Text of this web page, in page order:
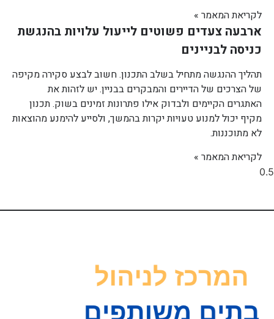
לקריאת המאמר »
ארבעה צעדים פשוטים לייעול עלויות בהנגשת
כניסה לבניינים
תהליך ההנגשה מתחיל בשלב התכנון. חשוב לבצע סקירה מקיפה
של הצרכים של הדיירים והמבקרים בבניין. יש לזהות את
האתגרים הקיימים ולבדוק אילו פתרונות זמינים בשוק. תכנון
מקיף יכול למנוע טעויות יקרות בהמשך, ולסייע להימנע מהוצאות
לא מתוכננות.
לקריאת המאמר »